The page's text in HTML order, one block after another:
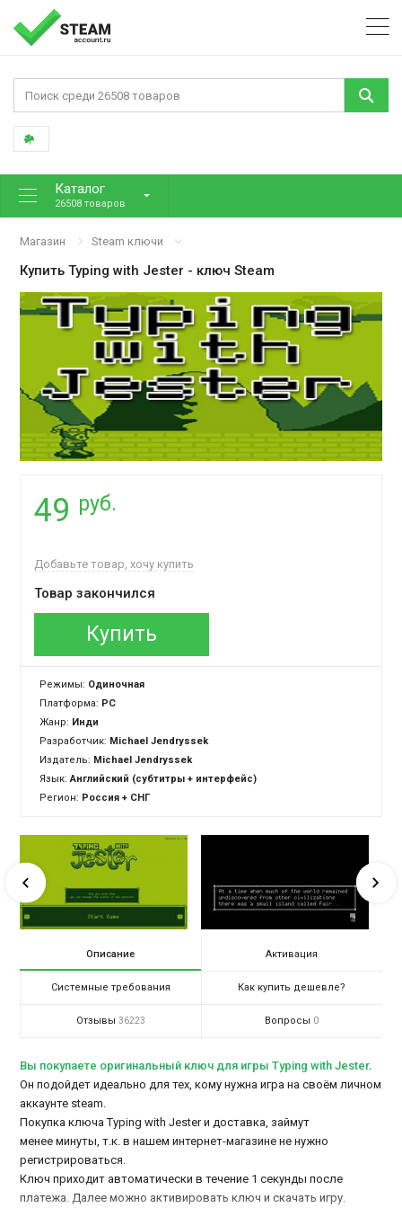
Каталог
26508 товаров
Магазин Steam ключи
КупитьTyping with Jester - ключ Steam
49 руб.
Добавьте товар, хочу купить
Товар закончился
Купить
Режимы: Одиночная
Платформа: PC
Жанр: Инди
Разработчик: Michael Jendryssek
Издатель: Michael Jendryssek
Язык:Английский (субтитры + интерфейс)
Регион: Россия + СНГ
Описание Активация
Системные требования Как купить дешевле?
Отзывы 36223 Вопросы 0
Вы покупаете оригинальный ключ для игры Typing with Jester.
Он подойдет идеально для тех, кому нужна игра на своём личном
аккаунте steam.
Покупка ключа Typing with Jester и доставка, займут
менее минуты, т.к. в нашем интернет-магазине не нужно
регистрироваться.
Ключ приходит автоматически в течение 1 секунды после
платежа. Далее можно активировать ключ и скачать игру.